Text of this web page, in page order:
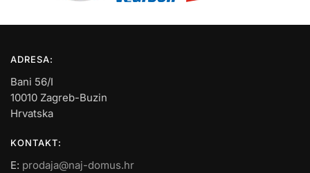
ADRESA:
Bani 56/I
10010 Zagreb-Buzin
Hrvatska
KONTAKT:
E: prodaja@naj-domus.hr